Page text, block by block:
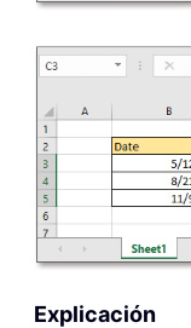
Explicación